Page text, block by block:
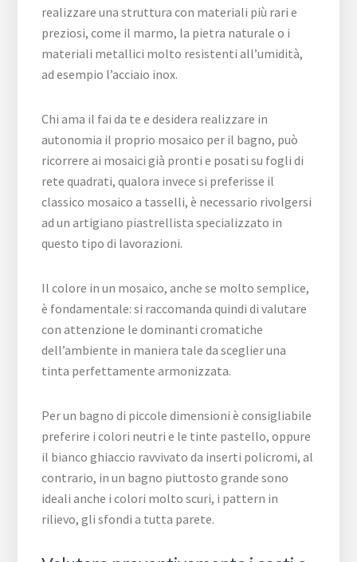
realizzare una struttura con materiali più rari e
preziosi, come il marmo, la pietra naturale o i
materiali metallici molto resistenti all’umidità,
ad esempio l’acciaio inox.
Chi ama il fai da te e desidera realizzare in
autonomia il proprio mosaico per il bagno, può
ricorrere ai mosaici già pronti e posati su fogli di
rete quadrati, qualora invece si preferisse il
classico mosaico a tasselli, è necessario rivolgersi
ad un artigiano piastrellista specializzato in
questo tipo di lavorazioni.
Il colore in un mosaico, anche se molto semplice,
è fondamentale: si raccomanda quindi di valutare
con attenzione le dominanti cromatiche
dell’ambiente in maniera tale da sceglier una
tinta perfettamente armonizzata.
Per un bagno di piccole dimensioni è consigliabile
preferire i colori neutri e le tinte pastello, oppure
il bianco ghiaccio ravvivato da inserti policromi, al
contrario, in un bagno piuttosto grande sono
ideali anche i colori molto scuri, i pattern in
rilievo, gli sfondi a tutta parete.